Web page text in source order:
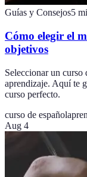
Guías y Consejos5
Cómo elegir el
objetivos
Seleccionar un curso
aprendizaje. Aquí te
curso perfecto.
curso de español
Aug 4